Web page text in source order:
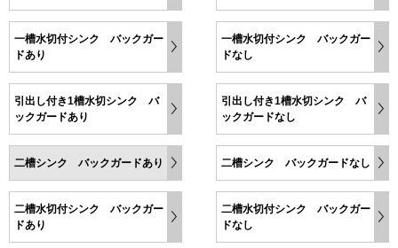
一槽水切付シンク バックガー
ドあり
一槽水切付シンク バックガー
ドなし
引出し付き1槽水切シンク バ
ックガードあり
引出し付き1槽水切シンク バ
ックガードなし
二槽シンク バックガードあり 二槽シンク バックガードなし
二槽水切付シンク バックガー
ドあり
二槽水切付シンク バックガー
ドなし